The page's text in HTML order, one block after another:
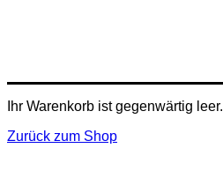
Ihr Warenkorb ist gegenwärtig leer.
Zurück zum Shop